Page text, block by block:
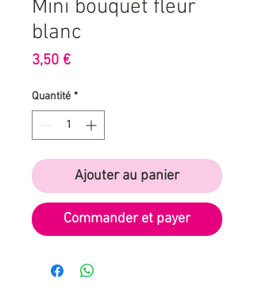
Mini bouquet fleur
blanc
3,50 €Prix
Quantité *
Ajouter au panier
Commander et payer